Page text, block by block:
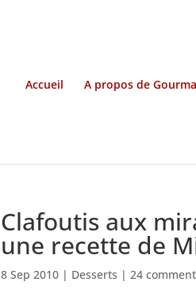
Accueil A propos de
Clafoutis aux
une recette de
8 Sep 2010 | Desserts | 24